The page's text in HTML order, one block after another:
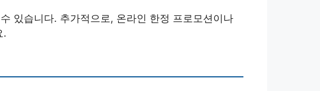
있습니다. 추가적으로, 온라인 한정 프로모션이나
.